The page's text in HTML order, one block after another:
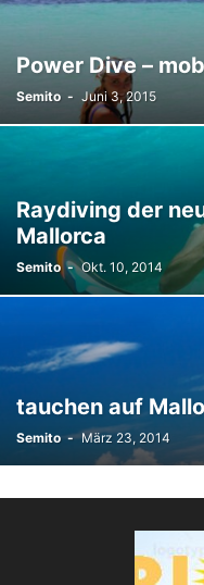
Power Dive –
Semito - Juni 3, 2015
Raydiving der
Mallorca
Semito - Okt. 10, 2014
tauchen auf
Semito - März 23, 2014